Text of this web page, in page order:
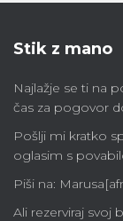
Stik z mano
Najlažje se ti na
čas za pogovor
Pošlji mi kratko
oglasim s
Piši na:
Ali rezerviraj svoj